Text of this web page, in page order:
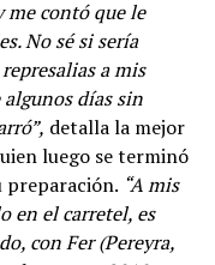
me contó que le
No sé si sería
a mis
días sin
detalla la mejor
luego se terminó
preparación. “A mis
en el carretel, es
con Fer (Pereyra,